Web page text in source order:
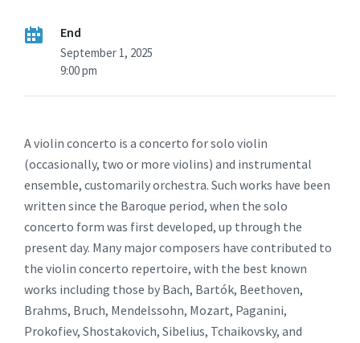
End
September 1, 2025
9:00 pm
A violin concerto is a concerto for solo violin
(occasionally, two or more violins) and instrumental
ensemble, customarily orchestra. Such works have been
written since the Baroque period, when the solo
concerto form was first developed, up through the
present day. Many major composers have contributed to
the violin concerto repertoire, with the best known
works including those by Bach, Bartók, Beethoven,
Brahms, Bruch, Mendelssohn, Mozart, Paganini,
Prokofiev, Shostakovich, Sibelius, Tchaikovsky, and